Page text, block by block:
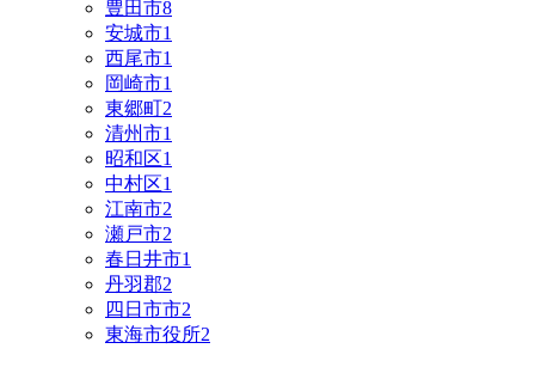
豊田市8
安城市1
西尾市1
岡崎市1
東郷町2
清州市1
昭和区1
中村区1
江南市2
瀬戸市2
春日井市1
丹羽郡2
四日市市2
東海市役所2